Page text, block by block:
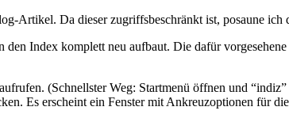
Artikel. Da dieser zugriffsbeschränkt ist, posaune ich
den Index komplett neu aufbaut. Die dafür
(Schnellster Weg: Startmenü öffnen und
Es erscheint ein Fenster mit Ankreuzoptionen für